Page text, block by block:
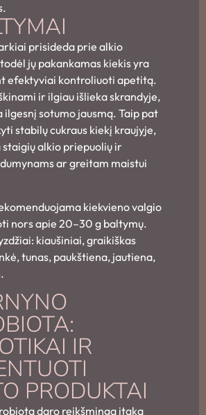
prisideda prie alkio
jų pakankamas kiekis yra
efektyviai kontroliuoti apetitą.
ir ilgiau išlieka skrandyje,
ilgesnį sotumo jausmą. Taip pat
stabilų cukraus kiekį kraujyje,
alkio priepuolių ir
ar greitam maistui
kiekvieno valgio
nors apie 20–30 g baltymų.
kiaušiniai, graikiškas
tunas, paukštiena, jautiena,
IR
PRODUKTAI
daro reikšmingą įtaką